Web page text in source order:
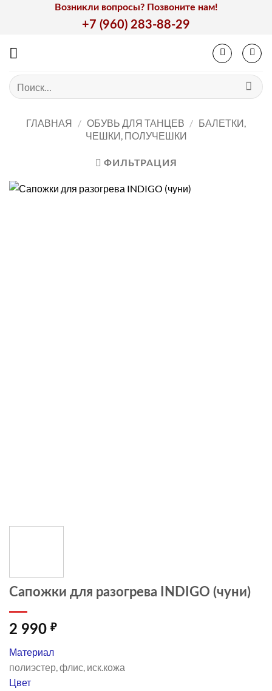
Возникли вопросы? Позвоните нам!
+7 (960) 283-88-29
Искать:
ГЛАВНАЯ / ОБУВЬ ДЛЯ ТАНЦЕВ / БАЛЕТКИ,
ЧЕШКИ, ПОЛУЧЕШКИ
ФИЛЬТРАЦИЯ
Сапожки для разогрева INDIGO (чуни)
2 990 ₽
Материал
полиэстер, флис, иск.кожа
Цвет